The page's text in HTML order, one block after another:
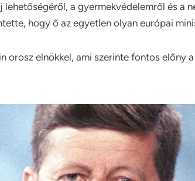
lehetőségéről, a gyermekvédelemről és a
hogy ő az egyetlen olyan európai
orosz elnökkel, ami szerinte fontos előny